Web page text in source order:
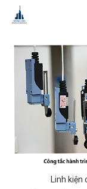
Linh kiện